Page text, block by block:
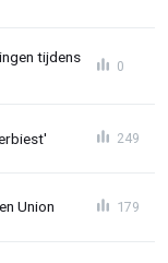
tijdens
0
249
Union 179